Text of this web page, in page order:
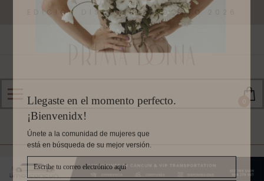
EDICIÓN DISPONIBLE AGOSTO 2026